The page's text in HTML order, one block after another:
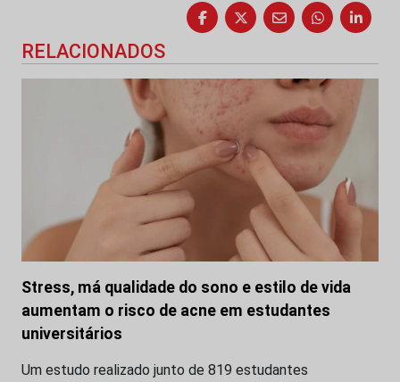
RELACIONADOS
Stress, má qualidade do sono e estilo de vida
aumentam o risco de acne em estudantes
universitários
Um estudo realizado junto de 819 estudantes